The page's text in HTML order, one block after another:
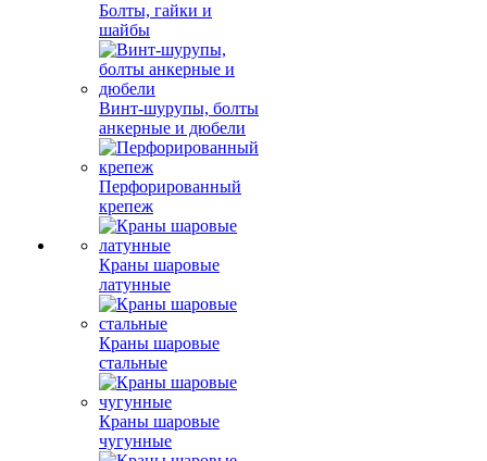
Болты, гайки и
шайбы
Винт-шурупы, болты
анкерные и дюбели
Перфорированный
крепеж
Краны шаровые
латунные
Краны шаровые
стальные
Краны шаровые
чугунные